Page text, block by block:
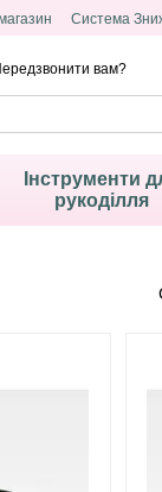
Система
вам?
Інструменти
рукоділля